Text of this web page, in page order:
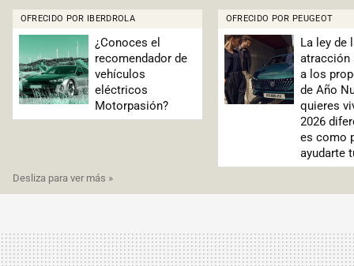
OFRECIDO POR IBERDROLA
¿Conoces el
recomendador de
vehículos
eléctricos
Motorpasión?
OFRECIDO POR PEUGEOT
La ley de
atracción
a los
de Año
quieres
2026
es como
ayudarte